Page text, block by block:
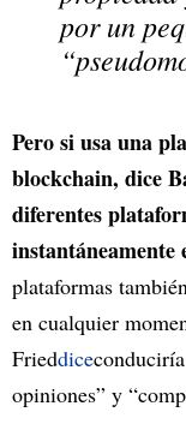
por un
Pero si usa una
blockchain, dice
diferentes
instantáneamente
plataformas
en cualquier
Frieddice
opiniones” y